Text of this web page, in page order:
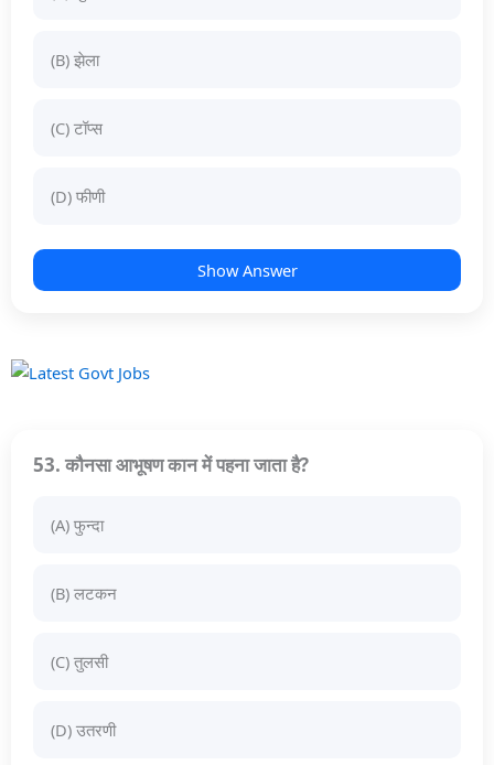
(B) झेला
(C) टॉप्स
(D) फीणी
Show Answer
53. कौनसा आभूषण कान में पहना जाता है?
(A) फुन्दा
(B) लटकन
(C) तुलसी
(D) उतरणी